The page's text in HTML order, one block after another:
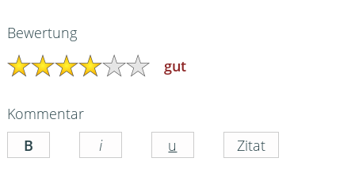
Bewertung
gut
Kommentar